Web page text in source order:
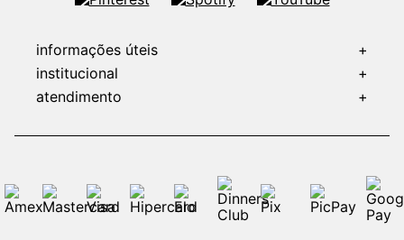
informações úteis
+
institucional
+
atendimento
+